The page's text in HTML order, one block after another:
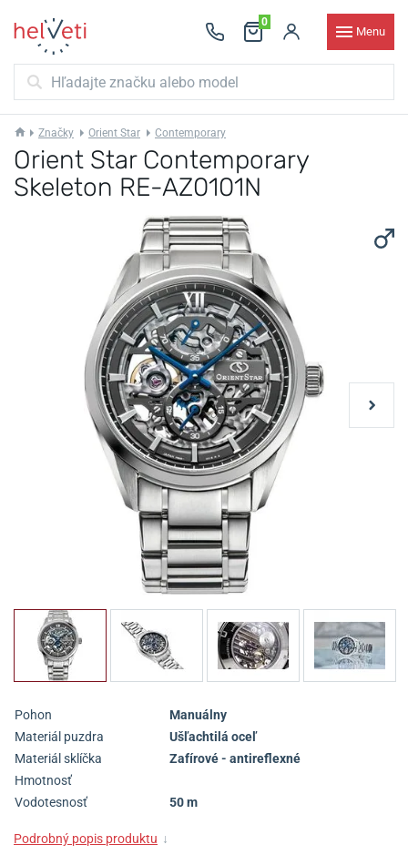
0
Menu
Značky Orient Star Contemporary
Orient Star Contemporary
Skeleton RE-AZ0101N
Pohon
Manuálny
Materiál puzdra
Ušľachtilá oceľ
Materiál sklíčka
Zafírové - antireflexné
Hmotnosť
Vodotesnosť
50 m
Podrobný popis produktu ↓